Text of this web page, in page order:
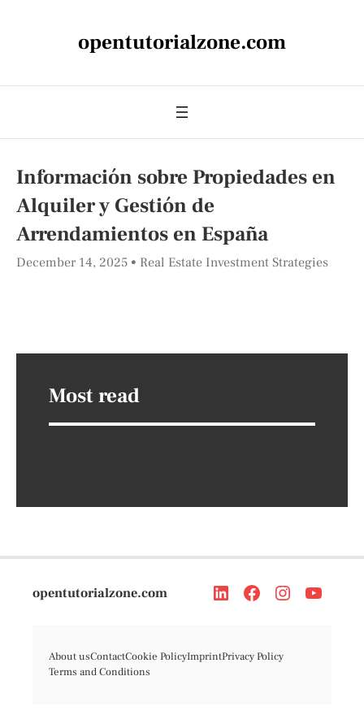
opentutorialzone.com
Información sobre Propiedades en
Alquiler y Gestión de
Arrendamientos en España
December 14, 2025 Real Estate Investment Strategies
Most read
opentutorialzone.com
About usContactCookie PolicyImprintPrivacy Policy
Terms and Conditions